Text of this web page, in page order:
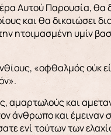
Αυτού Παρουσία, θα
και θα δικαιώσει
ητοιμασμένη υμίν
«οφθαλμός ούκ
αμαρτωλούς και
άνθρωπο και έμειναν
ενί τούτων των